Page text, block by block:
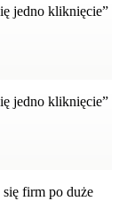
jedno kliknięcie”
jedno kliknięcie”
firm po duże